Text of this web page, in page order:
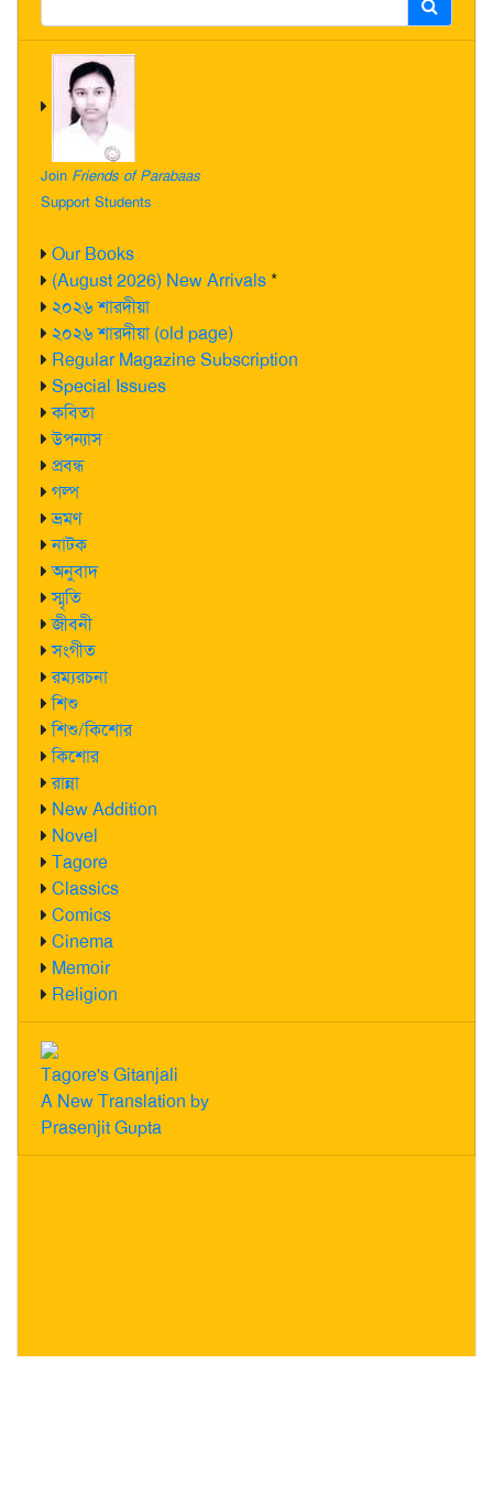
Join Friends of Parabaas
Support Students
Our Books
(August 2026) New Arrivals*
২০২৬ শারদীয়া
২০২৬ শারদীয়া (old page)
Regular Magazine Subscription
Special Issues
কবিতা
উপন্যাস
প্রবন্ধ
গল্প
ভ্রমণ
নাটক
অনুবাদ
স্মৃতি
জীবনী
সংগীত
রম্যরচনা
শিশু
শিশু/কিশোর
কিশোর
রান্না
New Addition
Novel
Tagore
Classics
Comics
Cinema
Memoir
Religion
Tagore's Gitanjali
A New Translation by
Prasenjit Gupta